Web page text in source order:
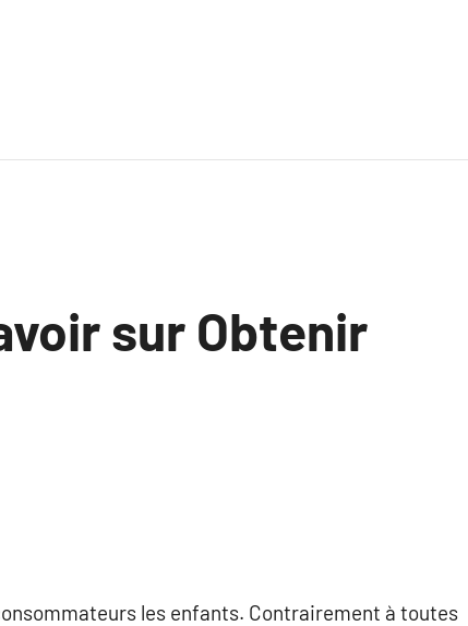
sur Obtenir
les enfants. Contrairement à toutes